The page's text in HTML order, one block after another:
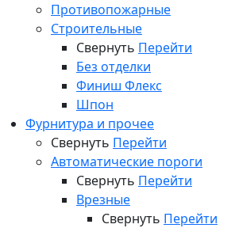
Противопожарные
Строительные
Свернуть Перейти
Без отделки
Финиш Флекс
Шпон
Фурнитура и прочее
Свернуть Перейти
Автоматические пороги
Свернуть Перейти
Врезные
Свернуть Перейти